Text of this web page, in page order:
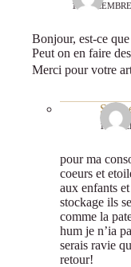
12
Bonjour, est-ce
Peut on en faire
Merci pour votre
12
pour ma
coeurs et
aux enfants
stockage ils
comme la
hum je n’ia
serais ravie
retour!